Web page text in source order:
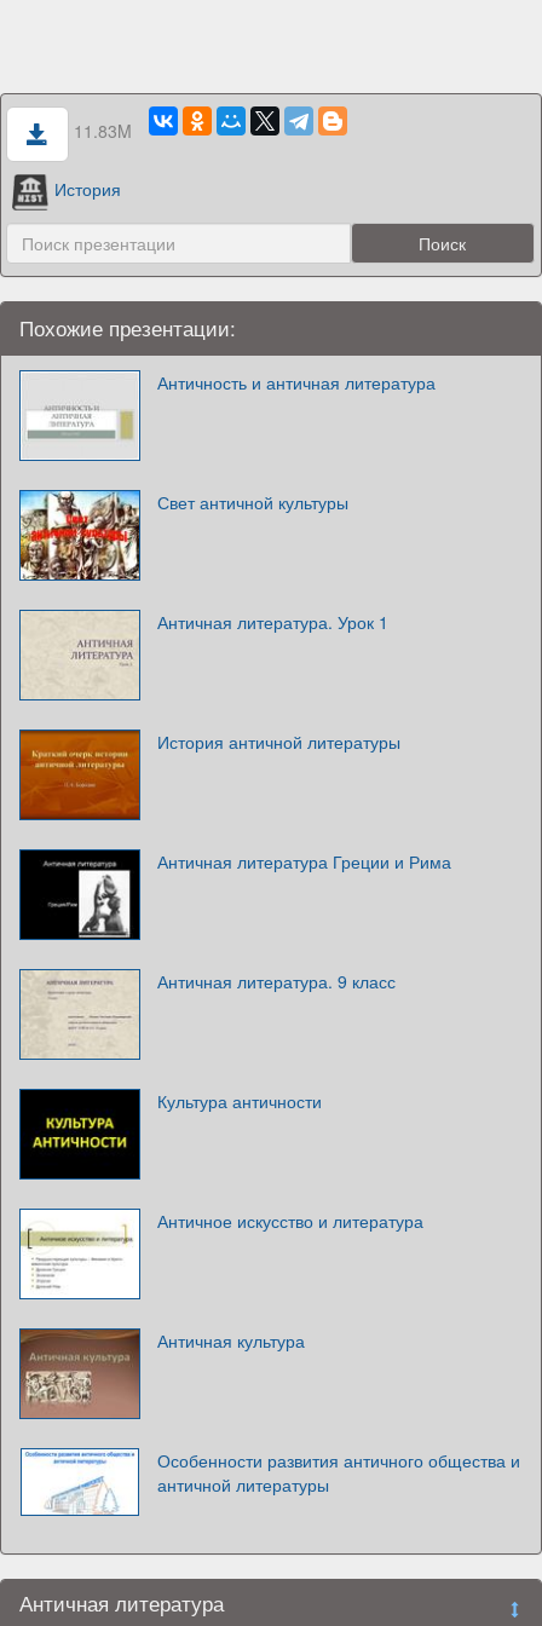
11.83M
История
Похожие презентации:
Античность и античная литература
Свет античной культуры
Античная литература. Урок 1
История античной литературы
Античная литература Греции и Рима
Античная литература. 9 класс
Культура античности
Античное искусство и литература
Античная культура
Особенности развития античного общества и
античной литературы
Античная литература